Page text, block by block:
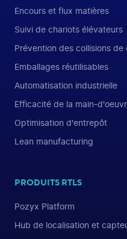
Encours et flux matières
Suivi de chariots élévateurs
Prévention des collisions
Emballages réutilisables
Automatisation industrielle
Efficacité de la main-
Optimisation d'entrepôt
Lean manufacturing
PRODUITS RTLS
Pozyx Platform
Hub de localisation et